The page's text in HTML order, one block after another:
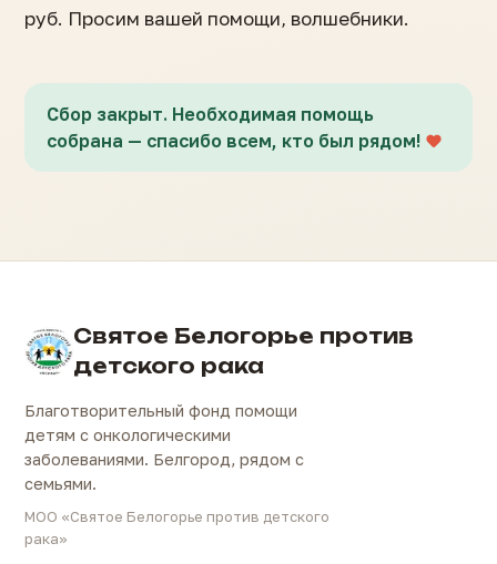
руб. Просим вашей помощи, волшебники.
Сбор закрыт. Необходимая помощь
собрана — спасибо всем, кто был рядом!
Святое Белогорье против
детского рака
Благотворительный фонд помощи
детям с онкологическими
заболеваниями. Белгород, рядом с
семьями.
МОО «Святое Белогорье против детского
рака»